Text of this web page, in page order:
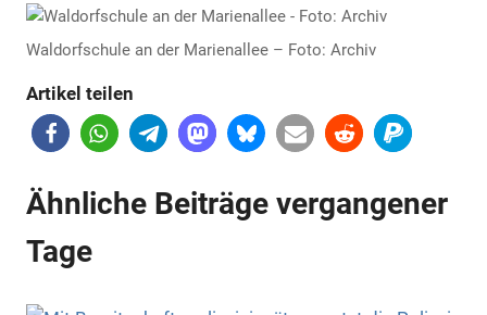
Waldorfschule an der Marienallee – Foto: Archiv
Artikel teilen
Ähnliche Beiträge vergangener
Tage